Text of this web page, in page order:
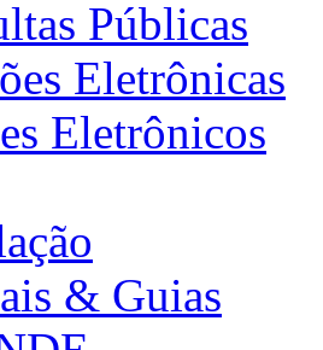
Públicas
Eletrônicas
Eletrônicos
& Guias